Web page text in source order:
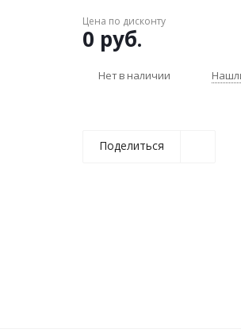
Цена по дисконту
0 руб.
Нет в наличии
Поделиться